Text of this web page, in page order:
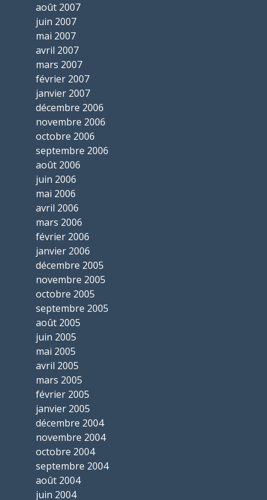
août 2007
juin 2007
mai 2007
avril 2007
mars 2007
février 2007
janvier 2007
décembre 2006
novembre 2006
octobre 2006
septembre 2006
août 2006
juin 2006
mai 2006
avril 2006
mars 2006
février 2006
janvier 2006
décembre 2005
novembre 2005
octobre 2005
septembre 2005
août 2005
juin 2005
mai 2005
avril 2005
mars 2005
février 2005
janvier 2005
décembre 2004
novembre 2004
octobre 2004
septembre 2004
août 2004
juin 2004